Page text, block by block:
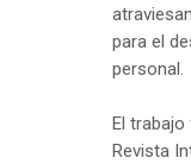
para el
personal.
El trabajo
Revista